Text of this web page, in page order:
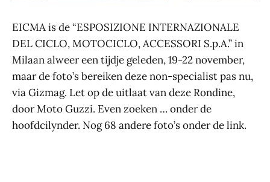
EICMA is de “ESPOSIZIONE INTERNAZIONALE
DEL CICLO, MOTOCICLO, ACCESSORI S.p.A.” in
Milaan alweer een tijdje geleden, 19-22 november,
maar de foto’s bereiken deze non-specialist pas nu,
via Gizmag. Let op de uitlaat van deze Rondine,
door Moto Guzzi. Even zoeken … onder de
hoofdcilynder. Nog 68 andere foto’s onder de link.